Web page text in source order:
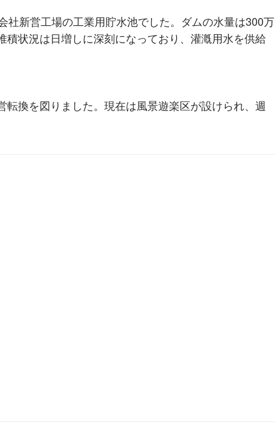
新営工場の工業用貯水池でした。ダムの水量は300万
状況は日増しに深刻になっており、灌漑用水を供給
換を図りました。現在は風景遊楽区が設けられ、週